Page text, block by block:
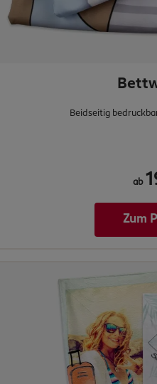
Beidseitig
ab
Zum